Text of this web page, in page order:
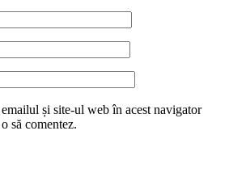
și site-ul web în acest navigator
să comentez.